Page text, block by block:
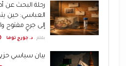
رحلة البحث عن
العباسي: حين
إلى جرحٍ مفتوح
بقلم . د. جورج توما
بيان سياسي